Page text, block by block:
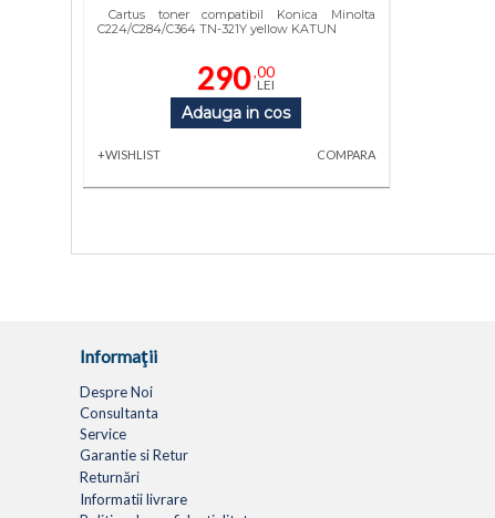
Cartus toner compatibil Konica Minolta
C224/C284/C364 TN-321Y yellow KATUN
290,00
LEI
Adauga in cos
+WISHLIST COMPARA
Informaţii
Despre Noi
Consultanta
Service
Garantie si Retur
Returnări
Informatii livrare